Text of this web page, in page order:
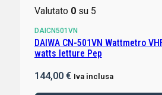
Valutato 0su 5
DAICN501VN
DAIWA CN-501VN Wattmetro
watts letture Pep
144,00 € Iva inclusa